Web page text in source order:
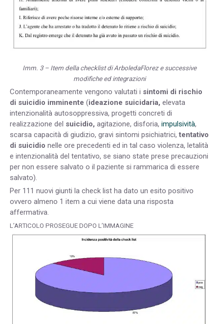
Imm. 3 – Item della checklist di ArboledaFlorez e successive
modifiche ed integrazioni
Contemporaneamente vengono valutati i sintomi di rischio
di suicidio imminente (ideazione suicidaria, elevata
intenzionalità autosoppressiva, progetti concreti di
realizzazione del suicidio, agitazione, disforia, impulsività,
scarsa capacità di giudizio, gravi sintomi psichiatrici, tentativo
di suicidio nelle ore precedenti ed in tal caso violenza, letalità
e intenzionalità del tentativo, se siano state prese precauzioni
per non essere salvato o il paziente si rammarica di essere
salvato).
Per 111 nuovi giunti la check list ha dato un esito positivo
ovvero almeno 1 item a cui viene data una risposta
affermativa.
L’ARTICOLO PROSEGUE DOPO L’IMMAGINE